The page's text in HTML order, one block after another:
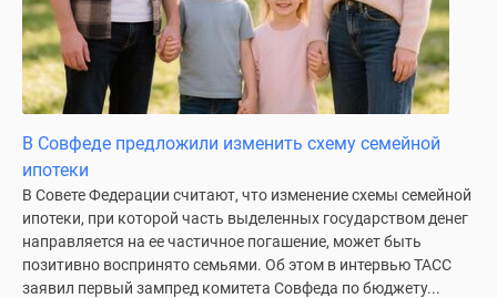
В Совфеде предложили изменить схему семейной
ипотеки
В Совете Федерации считают, что изменение схемы семейной
ипотеки, при которой часть выделенных государством денег
направляется на ее частичное погашение, может быть
позитивно воспринято семьями. Об этом в интервью ТАСС
заявил первый зампред комитета Совфеда по бюджету...